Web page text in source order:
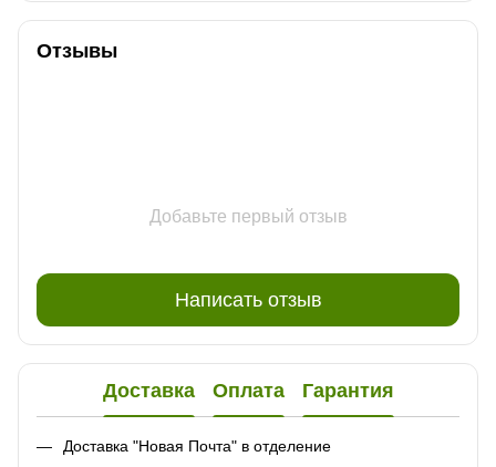
Отзывы
Добавьте первый отзыв
Написать отзыв
Доставка Оплата Гарантия
Доставка "Новая Почта" в отделение